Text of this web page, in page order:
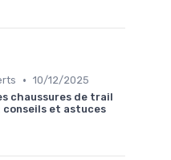
• 10/12/2025
chaussures de trail
conseils et astuces